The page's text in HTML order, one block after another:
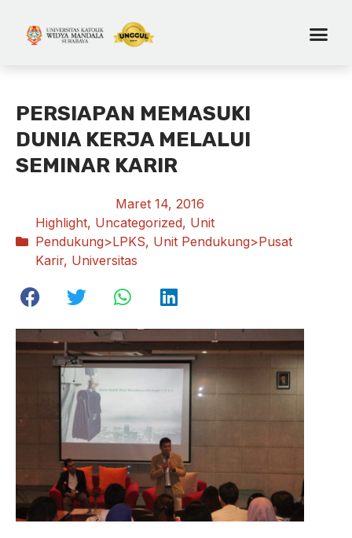
PERSIAPAN MEMASUKI
DUNIA KERJA MELALUI
SEMINAR KARIR
Maret 14, 2016
Highlight, Uncategorized, Unit
Pendukung>LPKS, Unit Pendukung>Pusat
Karir, Universitas